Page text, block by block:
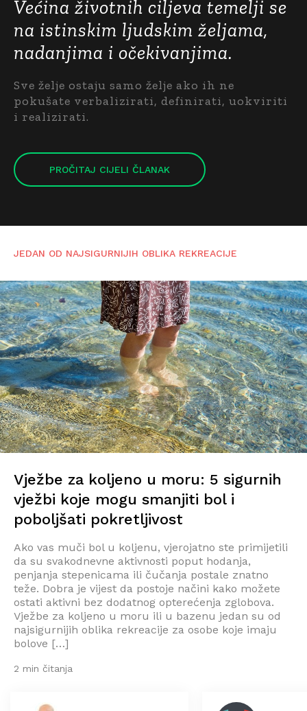
Većina životnih ciljeva temelji se
na istinskim ljudskim željama,
nadanjima i očekivanjima.
Sve želje ostaju samo želje ako ih ne
pokušate verbalizirati, definirati, uokviriti
i realizirati.
PROČITAJ CIJELI ČLANAK
JEDAN OD NAJSIGURNIJIH OBLIKA REKREACIJE
Vježbe za koljeno u moru: 5 sigurnih
vježbi koje mogu smanjiti bol i
poboljšati pokretljivost
Ako vas muči bol u koljenu, vjerojatno ste primijetili
da su svakodnevne aktivnosti poput hodanja,
penjanja stepenicama ili čučanja postale znatno
teže. Dobra je vijest da postoje načini kako možete
ostati aktivni bez dodatnog opterećenja zglobova.
Vježbe za koljeno u moru ili u bazenu jedan su od
najsigurnijih oblika rekreacije za osobe koje imaju
bolove […]
2 min čitanja